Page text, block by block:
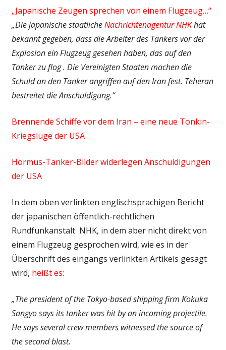
Wissenschaft
„Japanische Zeugen sprechen von einem Flugzeug…“
„Die japanische staatlicheNachrichtenagentur NHKhat
bekannt gegeben, dass die Arbeiter des Tankers vor der
Explosion ein Flugzeug gesehen haben, das auf den
Tanker zu flog . Die Vereinigten Staaten machen die
Schuld an den Tanker angriffen auf den Iran fest. Teheran
bestreitet die Anschuldigung.“
Brennende Schiffe vor dem Iran – eine neue Tonkin-
Kriegslüge der USA
Hormus-Tanker-Bilder widerlegen Anschuldigungen
der USA
In dem oben verlinkten englischsprachigen Bericht
der japanischen öffentlich-rechtlichen
Rundfunkanstalt NHK, in dem aber nicht direkt von
einem Flugzeug gesprochen wird, wie es in der
Überschrift des eingangs verlinkten Artikels gesagt
wird, heißt es:
„The president of the Tokyo-based shipping firm Kokuka
Sangyo says its tanker was hit by an incoming projectile.
He says several crew members witnessed the source of
the second blast.